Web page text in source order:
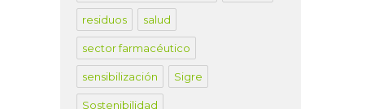
residuos salud
sector farmacéutico
sensibilización Sigre
Sostenibilidad